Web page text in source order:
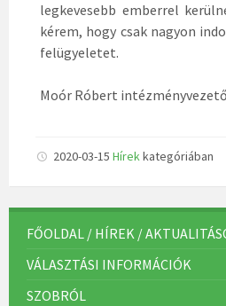
legkevesebb emberrel
kérem, hogy csak nagyon
felügyeletet.
Moór Róbert intézményvezető
2020-03-15 Hírekkategóriában
FŐOLDAL / HÍREK /
VÁLASZTÁSI INFORMÁCIÓK
SZOBRÓL